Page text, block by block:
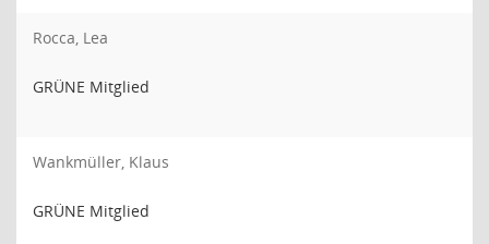
Rocca, Lea
GRÜNE Mitglied
Wankmüller, Klaus
GRÜNE Mitglied